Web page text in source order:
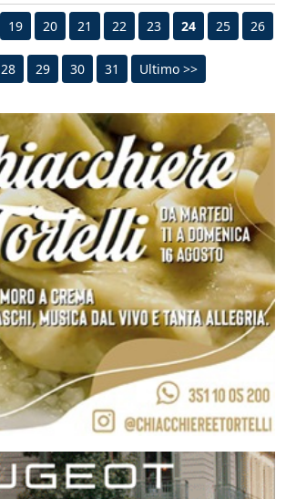
19 20 21 22 23 24 25 26
28 29 30 31 Ultimo >>